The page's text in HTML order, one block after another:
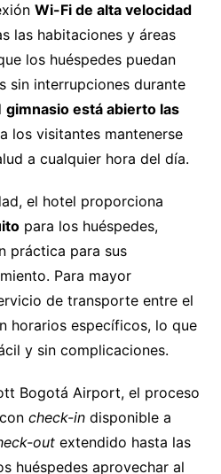
Wi-Fi de alta velocidad
las habitaciones y áreas
los huéspedes puedan
sin interrupciones durante
gimnasio está abierto las
los visitantes mantenerse
a cualquier hora del día.
el hotel proporciona
para los huéspedes,
práctica para sus
Para mayor
de transporte entre el
horarios específicos, lo que
y sin complicaciones.
Bogotá Airport, el proceso
check-indisponible a
outextendido hasta las
huéspedes aprovechar al